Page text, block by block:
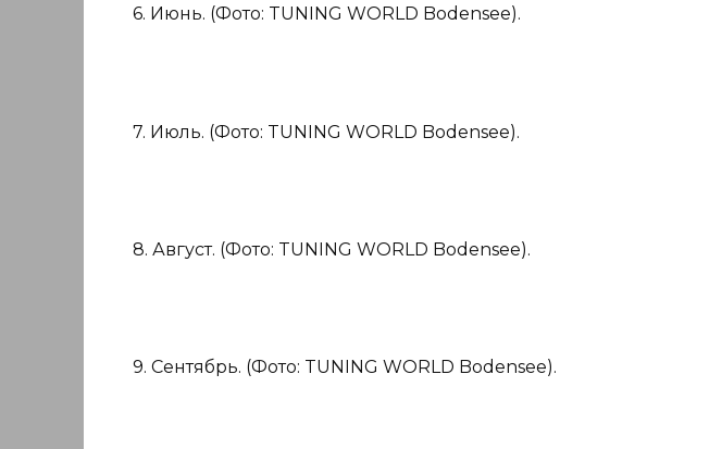
6. Июнь. (Фото: TUNING WORLD Bodensee).
7. Июль. (Фото: TUNING WORLD Bodensee).
8. Август. (Фото: TUNING WORLD Bodensee).
9. Сентябрь. (Фото: TUNING WORLD Bodensee).